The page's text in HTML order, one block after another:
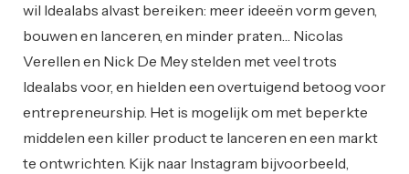
wil Idealabs alvast bereiken: meer ideeën vorm geven,
bouwen en lanceren, en minder praten… Nicolas
Verellen en Nick De Mey stelden met veel trots
Idealabs voor, en hielden een overtuigend betoog voor
entrepreneurship. Het is mogelijk om met beperkte
middelen een killer product te lanceren en een markt
te ontwrichten. Kijk naar Instagram bijvoorbeeld,